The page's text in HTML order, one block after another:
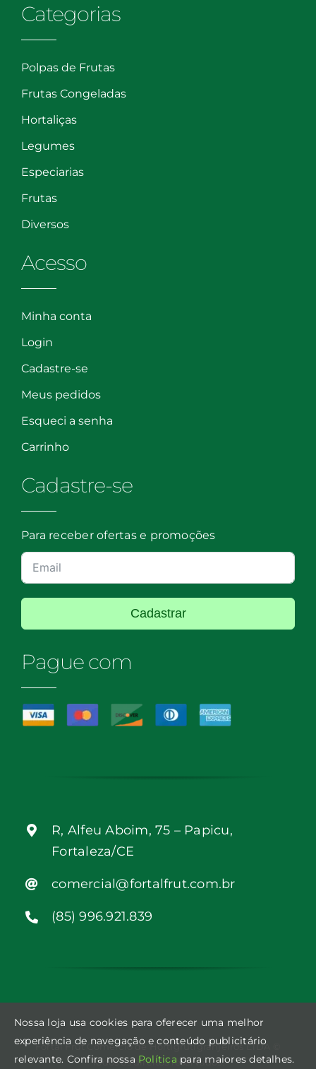
Categorias
Polpas de Frutas
Frutas Congeladas
Hortaliças
Legumes
Especiarias
Frutas
Diversos
Acesso
Minha conta
Login
Cadastre-se
Meus pedidos
Esqueci a senha
Carrinho
Cadastre-se
Para receber ofertas e promoções
Cadastrar
Pague com
R, Alfeu Aboim, 75 – Papicu,
Fortaleza/CE
comercial@fortalfrut.com.br
(85) 996.921.839
Fortal Frut Comércio de Hortigrutigranjeiros LTDA ©
Todos os direitos reservados.
Nossa loja usa cookies para oferecer uma melhor
experiência de navegação e conteúdo publicitário
relevante. Confira nossa Política para maiores detalhes.